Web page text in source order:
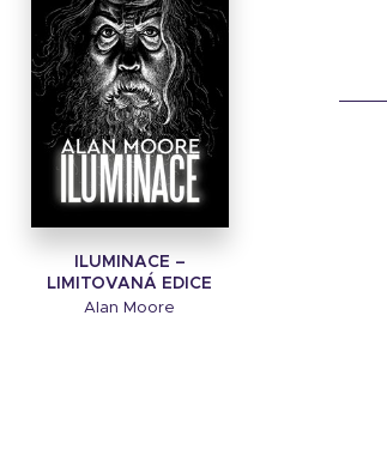
ILUMINACE –
LIMITOVANÁ EDICE
Alan Moore